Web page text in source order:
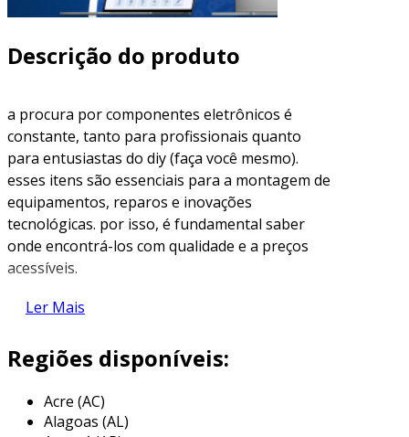
Descrição do produto
a procura por componentes eletrônicos é
constante, tanto para profissionais quanto
para entusiastas do diy (faça você mesmo).
esses itens são essenciais para a montagem de
equipamentos, reparos e inovações
tecnológicas. por isso, é fundamental saber
onde encontrá-los com qualidade e a preços
acessíveis.
tipos comuns de componentes
antes de explorar onde comprar, é essencial
eletrônicos mais comuns. os itens mais
procurados incluem:
Ler Mais
Regiões disponíveis:
Acre (AC)
Alagoas (AL)